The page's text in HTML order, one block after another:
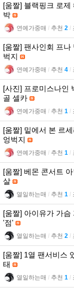
[움짤] 블랙핑크 로제
박
연예가중매 l 추천 2 l
[움짤] 팬사인회 프나
벅지
연예가중매 l 추천 4 l
[사진] 프로미스나인
골 셀카
연예가중매 l 추천 1 l
[움짤] 밑에서 본 르
엉벅지
연예가중매 l 추천 1 l
[움짤] 베몬 콘서트
살
열일하는매 l 추천 1 l
[움짤] 아이유가 가
'점'
열일하는매 l 추천 2 l
[움짤] 1열 팬서비스
태
열일하는매 l 추천 1 l